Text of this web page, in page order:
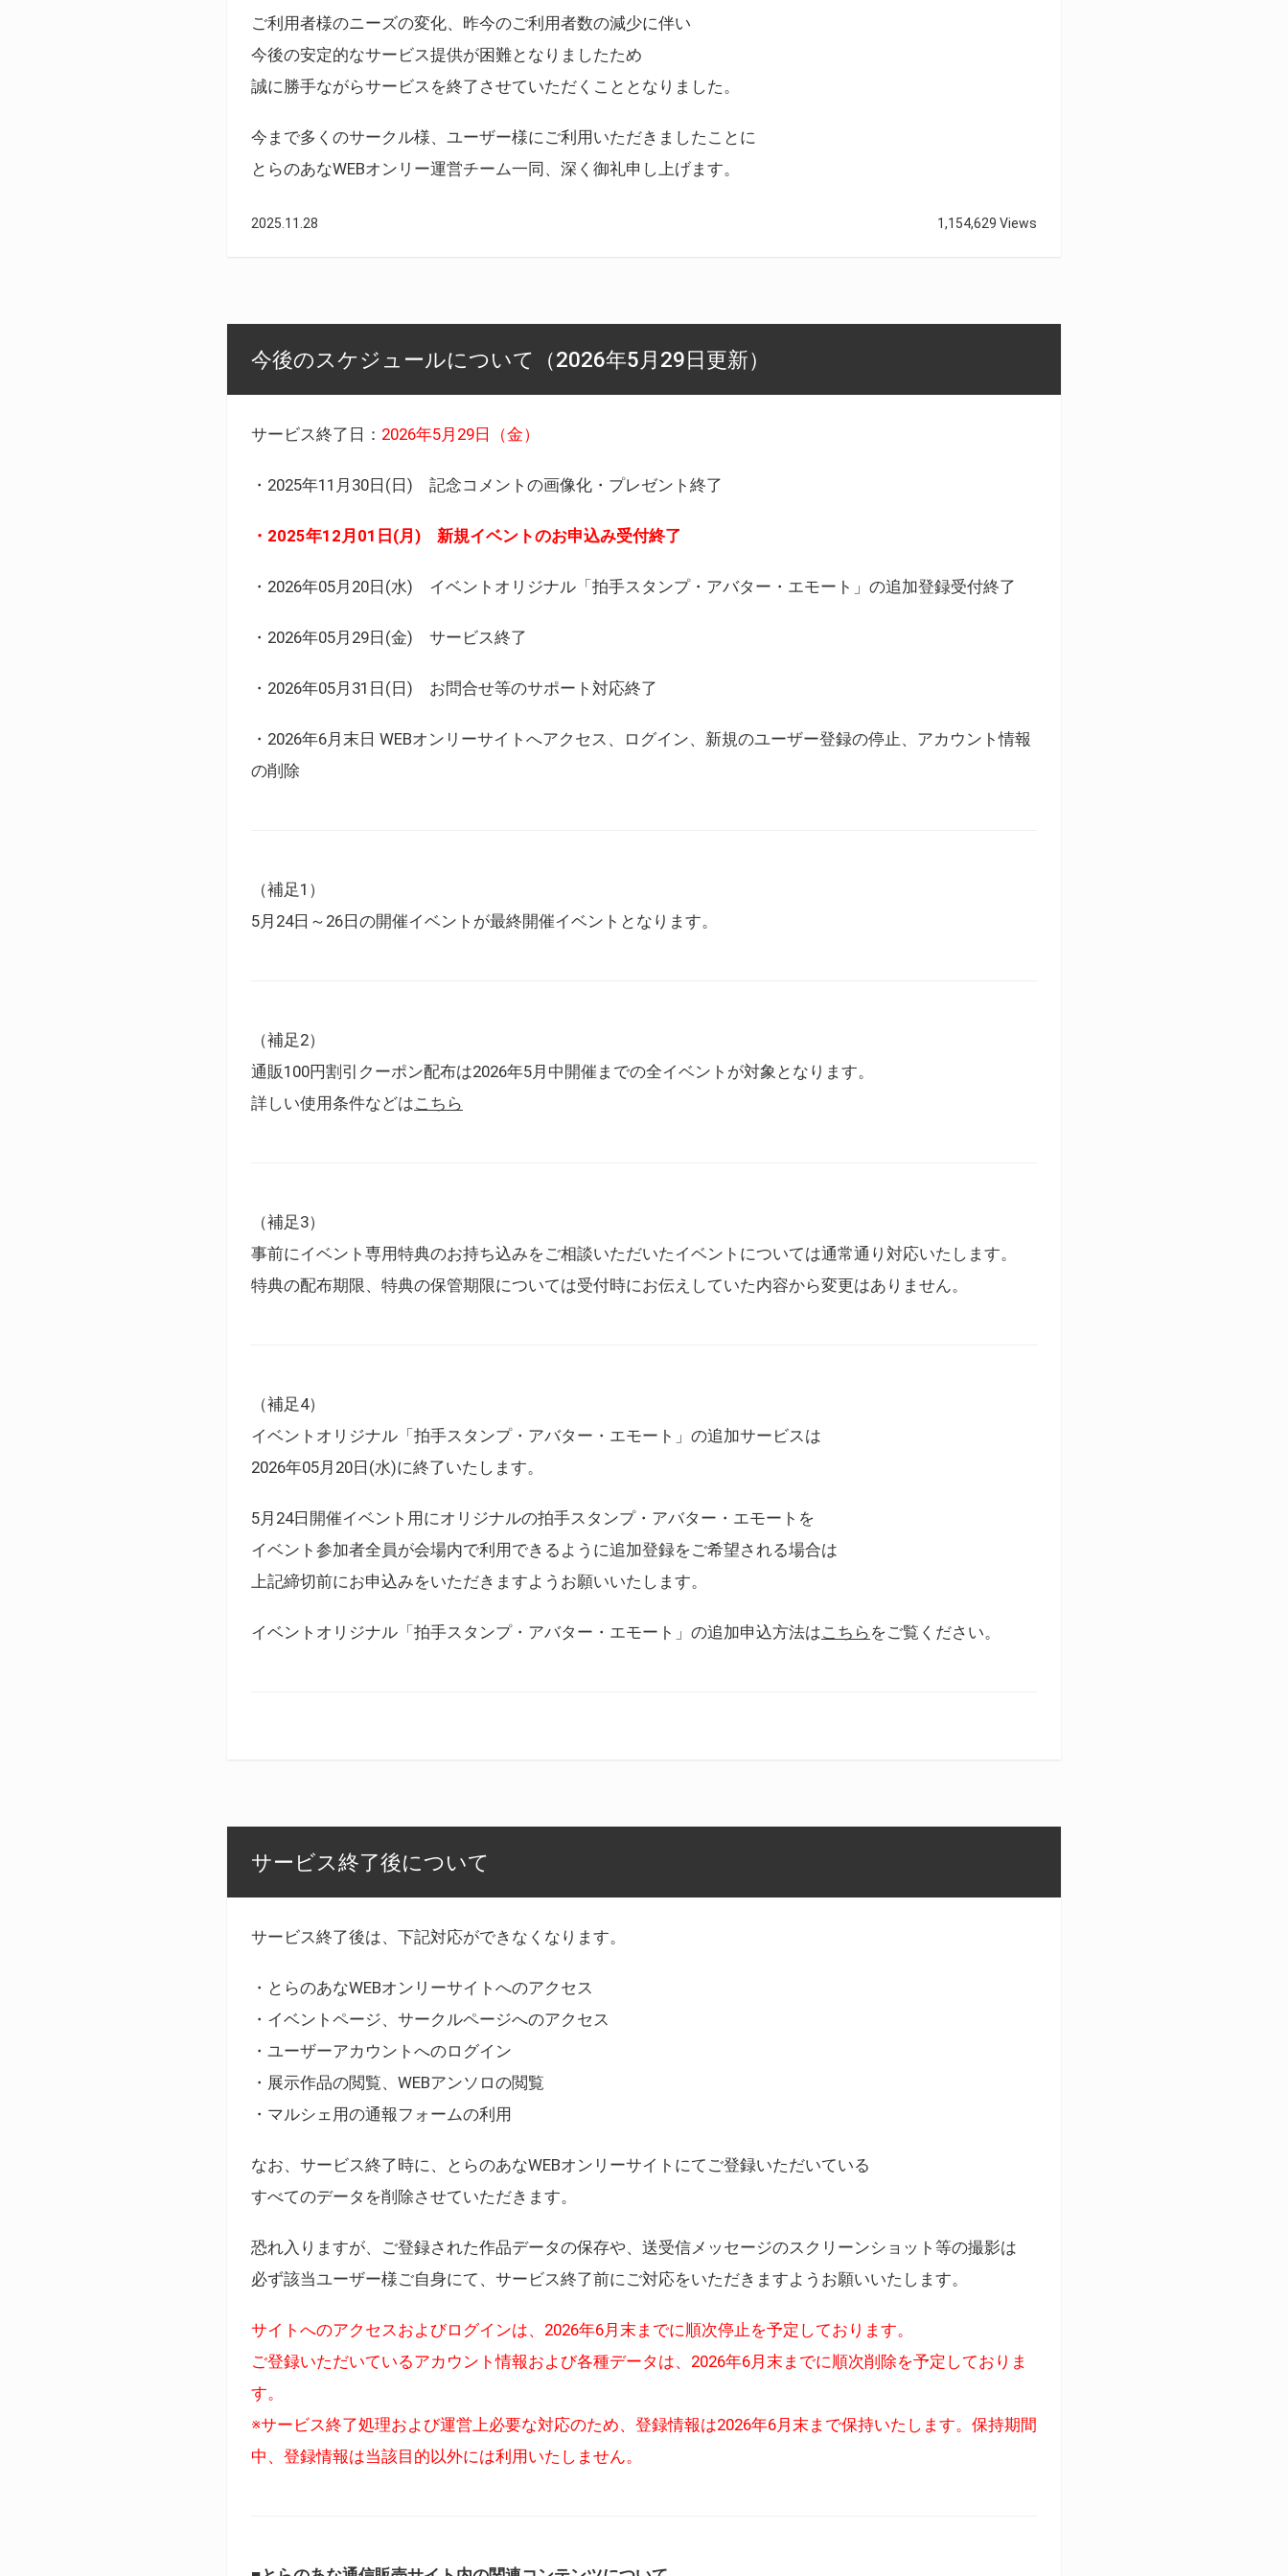
ご利用者様のニーズの変化、昨今のご利用者数の減少に伴い
今後の安定的なサービス提供が困難となりましたため
誠に勝手ながらサービスを終了させていただくこととなりました。
今まで多くのサークル様、ユーザー様にご利用いただきましたことに
とらのあなWEBオンリー運営チーム一同、深く御礼申し上げます。
2025.11.28 1,154,629 Views
今後のスケジュールについて（2026年5月29日更新）
サービス終了日： 2026年5月29日（金）
・2025年11月30日(日) 記念コメントの画像化・プレゼント終了
・2025年12月01日(月) 新規イベントのお申込み受付終了
・2026年05月20日(水) イベントオリジナル「拍手スタンプ・アバター・エモート」の追加登録受付終了
・2026年05月29日(金) サービス終了
・2026年05月31日(日) お問合せ等のサポート対応終了
・2026年6月末日 WEBオンリーサイトへアクセス、ログイン、新規のユーザー登録の停止、アカウント情報
の削除
（補足1）
5月24日～26日の開催イベントが最終開催イベントとなります。
（補足2）
通販100円割引クーポン配布は2026年5月中開催までの全イベントが対象となります。
詳しい使用条件などはこちら
（補足3）
事前にイベント専用特典のお持ち込みをご相談いただいたイベントについては通常通り対応いたします。
特典の配布期限、特典の保管期限については受付時にお伝えしていた内容から変更はありません。
（補足4）
イベントオリジナル「拍手スタンプ・アバター・エモート」の追加サービスは
2026年05月20日(水)に終了いたします。
5月24日開催イベント用にオリジナルの拍手スタンプ・アバター・エモートを
イベント参加者全員が会場内で利用できるように追加登録をご希望される場合は
上記締切前にお申込みをいただきますようお願いいたします。
イベントオリジナル「拍手スタンプ・アバター・エモート」の追加申込方法はこちら をご覧ください。
サービス終了後について
サービス終了後は、下記対応ができなくなります。
・とらのあなWEBオンリーサイトへのアクセス
・イベントページ、サークルページへのアクセス
・ユーザーアカウントへのログイン
・展示作品の閲覧、WEBアンソロの閲覧
・マルシェ用の通報フォームの利用
なお、サービス終了時に、とらのあなWEBオンリーサイトにてご登録いただいている
すべてのデータを削除させていただきます。
恐れ入りますが、ご登録された作品データの保存や、送受信メッセージのスクリーンショット等の撮影は
必ず該当ユーザー様ご自身にて、サービス終了前にご対応をいただきますようお願いいたします。
サイトへのアクセスおよびログインは、2026年6月末までに順次停止を予定しております。
ご登録いただいているアカウント情報および各種データは、2026年6月末までに順次削除を予定しておりま
す。
※サービス終了処理および運営上必要な対応のため、登録情報は2026年6月末まで保持いたします。保持期間
中、登録情報は当該目的以外には利用いたしません。